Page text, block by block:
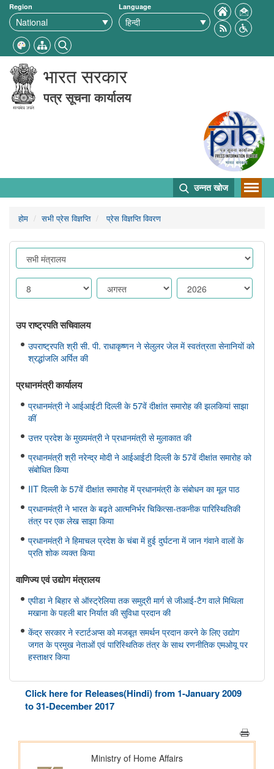
Region Language
भारत सरकार
पत्र सूचना कार्यालय
उन्नत खोज
होम सभी प्रेस विज्ञप्ति प्रेस विज्ञप्ति विवरण
उप राष्ट्रपति सचिवालय
उपराष्ट्रपति श्री सी. पी. राधाकृष्णन ने सेलुलर जेल में स्वतंत्रता सेनानियों को
श्रद्धांजलि अर्पित की
प्रधानमंत्री कार्यालय
प्रधानमंत्री ने आईआईटी दिल्ली के 57वें दीक्षांत समारोह की झलकियां साझा
कीं
उत्तर प्रदेश के मुख्यमंत्री ने प्रधानमंत्री से मुलाकात की
प्रधानमंत्री श्री नरेन्द्र मोदी ने आईआईटी दिल्ली के 57वें दीक्षांत समारोह को
संबोधित किया
IIT दिल्ली के 57वें दीक्षांत समारोह में प्रधानमंत्री के संबोधन का मूल पाठ
प्रधानमंत्री ने भारत के बढ़ते आत्मनिर्भर चिकित्सा-तकनीक पारिस्थितिकी
तंत्र पर एक लेख साझा किया
प्रधानमंत्री ने हिमाचल प्रदेश के चंबा में हुई दुर्घटना में जान गंवाने वालों के
प्रति शोक व्यक्त किया
वाणिज्‍य एवं उद्योग मंत्रालय
एपीडा ने बिहार से ऑस्ट्रेलिया तक समुद्री मार्ग से जीआई-टैग वाले मिथिला
मखाना के पहली बार निर्यात की सुविधा प्रदान की
केंद्र सरकार ने स्टार्टअप्स को मजबूत समर्थन प्रदान करने के लिए उद्योग
जगत के प्रमुख नेताओं एवं पारिस्थितिक तंत्र के साथ रणनीतिक एमओयू पर
हस्ताक्षर किया
सहकारिता मंत्रालय
केन्द्रीय गृह एवं सहकारिता मंत्री श्री अमित शाह ने मुंबई में NUCFDC के
Click here for Releases(Hindi) from 1-January 2009
to 31-December 2017